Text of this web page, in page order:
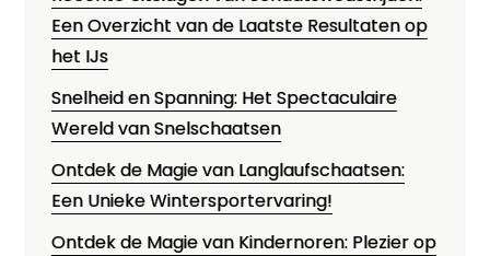
Een Overzicht van de Laatste Resultaten op
het IJs
Snelheid en Spanning: Het Spectaculaire
Wereld van Snelschaatsen
Ontdek de Magie van Langlaufschaatsen:
Een Unieke Wintersportervaring!
Ontdek de Magie van Kindernoren: Plezier op